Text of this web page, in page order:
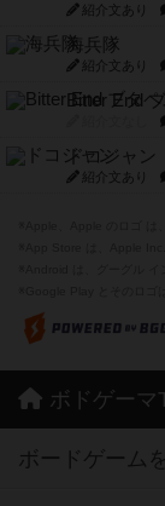
紹介文あり
海兵隊
紹介文あり
Bitter End
ドコジャン
紹介文あり
ボドゲーマ
ボードゲーム